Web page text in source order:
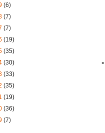
°
(6)
(7)
(7)
(19)
(35)
(30)
(33)
(35)
(19)
(36)
(7)